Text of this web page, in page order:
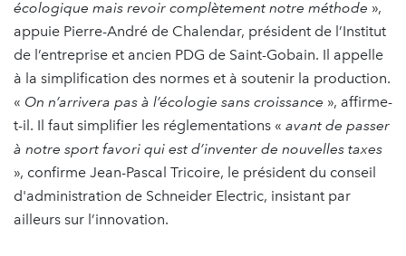
écologique mais revoir complètement notre méthode »,
appuie Pierre-André de Chalendar, président de l’Institut
de l’entreprise et ancien PDG de Saint-Gobain. Il appelle
à la simplification des normes et à soutenir la production.
« On n’arrivera pas à l’écologie sans croissance », affirme-
t-il. Il faut simplifier les réglementations « avant de passer
à notre sport favori qui est d’inventer de nouvelles taxes
», confirme Jean-Pascal Tricoire, le président du conseil
d'administration de Schneider Electric, insistant par
ailleurs sur l’innovation.